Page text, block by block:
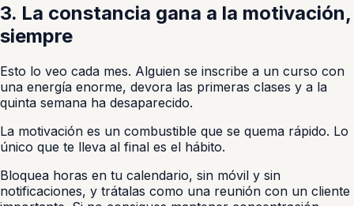
3. La constancia gana a la motivación,
siempre
Esto lo veo cada mes. Alguien se inscribe a un curso con
una energía enorme, devora las primeras clases y a la
quinta semana ha desaparecido.
La motivación es un combustible que se quema rápido. Lo
único que te lleva al final es el hábito.
Bloquea horas en tu calendario, sin móvil y sin
notificaciones, y trátalas como una reunión con un cliente